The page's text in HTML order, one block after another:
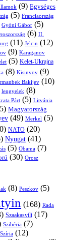
(9) Egységes
(5) Franciaország
Gyóni Gábor (5)
(6) II.
(11) Jelcin (12)
(9) Karaganov
(5) Kelet-Ukrajna
(8) Kisinyov (9)
Bakijev (10)
lengyelek (8)
Párt (5) Litvánia
Magyarország
(49) Merkel (5)
NATO (20)
Nyugat (41)
(5) Obama (7)
(30) Orosz
(8) Peszkov (5)
(168) Rada
Szaakasvili (17)
Szibéria (7)
Szíria (12)